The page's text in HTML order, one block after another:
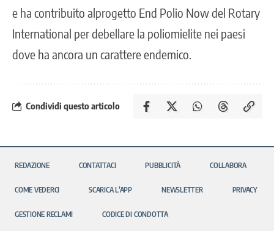
e ha contribuito alprogetto End Polio Now del Rotary
International per debellare la poliomielite nei paesi
dove ha ancora un carattere endemico.
Condividi questo articolo
REDAZIONE CONTATTACI PUBBLICITÀ COLLABORA
COME VEDERCI SCARICA L’APP NEWSLETTER PRIVACY
GESTIONE RECLAMI CODICE DI CONDOTTA